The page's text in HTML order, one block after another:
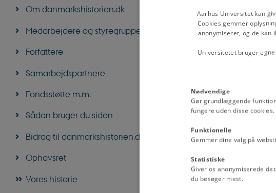
Om danmarkshistorien.dk
Medarbejdere og styregruppe
Forfattere
Samarbejdspartnere
Fondsstøtte m.m.
Sådan bruger du siden
Bidrag til danmarkshistorien.dk
Ophavsret
Vores historie
Ph.d., professor
Medievidenskab, Institut for
spørgsmål om arkivering af
Aarhus Universitet kan
Cookies gemmer
anonymiseret, og de kan
Universitetet bruger
Nødvendige
Gør grundlæggende
fungere uden disse cookies.
Funktionelle
Gemmer dine valg på
Statistiske
Giver os anonymiserede
du besøger mest.